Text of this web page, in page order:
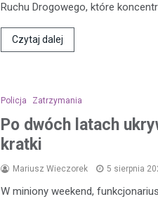
Ruchu Drogowego, które
Czytaj dalej
Policja Zatrzymania
Po dwóch latach
kratki
Mariusz Wieczorek 5 sierpnia
W miniony weekend,